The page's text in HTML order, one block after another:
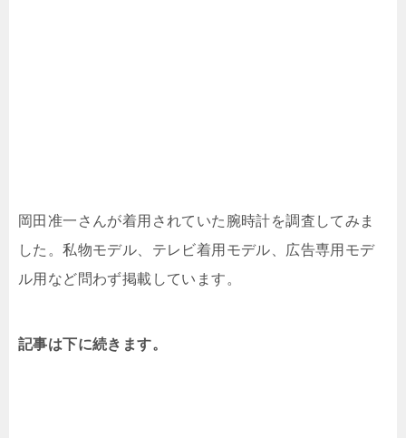
岡田准一さんが着用されていた腕時計を調査してみま
した。私物モデル、テレビ着用モデル、広告専用モデ
ル用など問わず掲載しています。
記事は下に続きます。